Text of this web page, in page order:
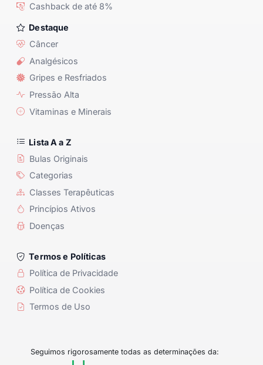
Cashback de até 8%
Destaque
Câncer
Analgésicos
Gripes e Resfriados
Pressão Alta
Vitaminas e Minerais
Lista A a Z
Bulas Originais
Categorias
Classes Terapêuticas
Princípios Ativos
Doenças
Termos e Políticas
Política de Privacidade
Política de Cookies
Termos de Uso
Seguimos rigorosamente todas as determinações da: